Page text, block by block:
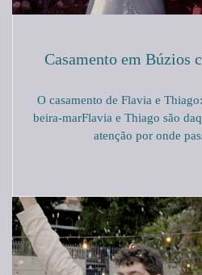
Casamento em Búzios
O casamento de Flavia e
beira-marFlavia e Thiago são
atenção por onde